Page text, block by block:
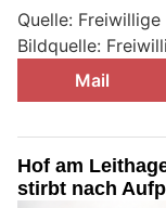
Quelle:
Bildquelle:
Mail
Hof am
stirbt nach